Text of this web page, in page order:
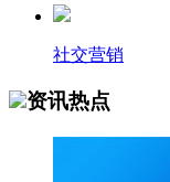
社交营销
资讯热点